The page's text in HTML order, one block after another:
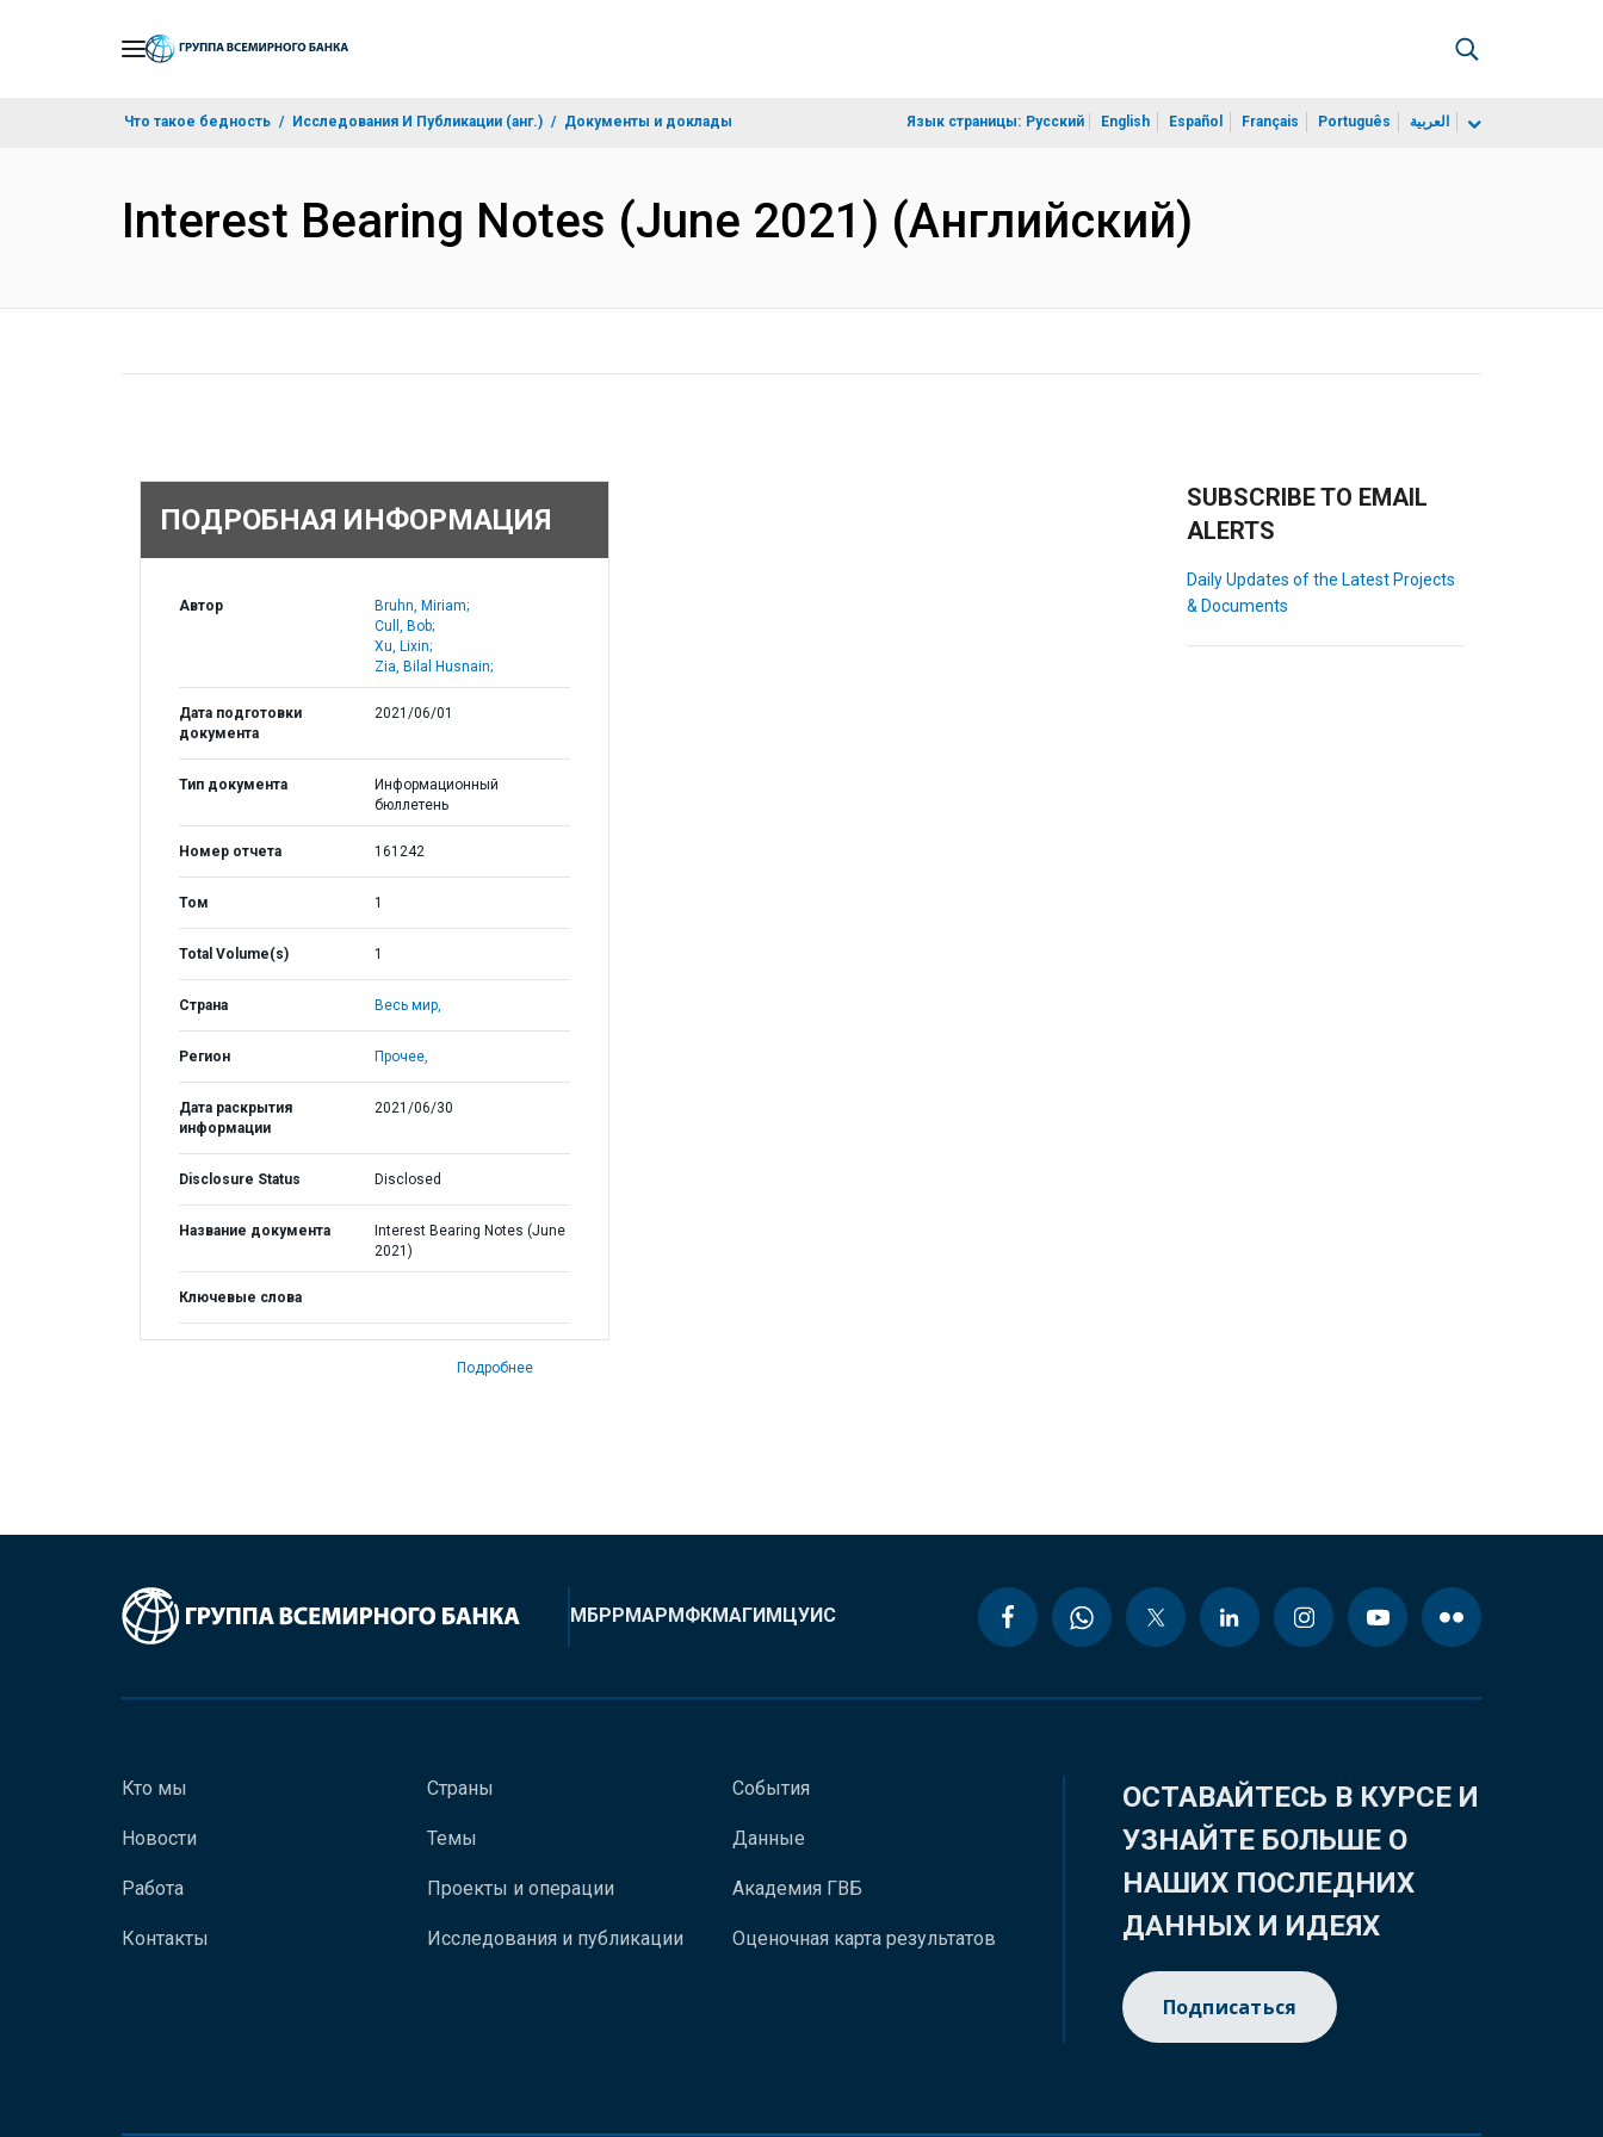
Что такое бедность Исследования И Публикации (анг.) Документы и доклады Язык страницы: Русский English Español Français Português العربية
Interest Bearing Notes (June 2021) (Английский)
ПОДРОБНАЯ ИНФОРМАЦИЯ
Автор
Bruhn, Miriam;
Cull, Bob;
Xu, Lixin;
Zia, Bilal Husnain;
Дата подготовки
документа
2021/06/01
Тип документа
Информационный
бюллетень
Номер отчета 161242
Том 1
Total Volume(s) 1
Страна Весь мир,
Регион Прочее,
Дата раскрытия
информации
2021/06/30
Disclosure Status Disclosed
Название документа
Interest Bearing Notes (June
2021)
Ключевые слова
Подробнее
SUBSCRIBE TO EMAIL
ALERTS
Daily Updates of the Latest Projects
& Documents
МБРРМАРМФКМАГИМЦУИС
Кто мы
Новости
Работа
Контакты
Страны
Темы
Проекты и операции
Исследования и публикации
События
Данные
Академия ГВБ
Оценочная карта результатов
ОСТАВАЙТЕСЬ В КУРСЕ И
УЗНАЙТЕ БОЛЬШЕ О
НАШИХ ПОСЛЕДНИХ
ДАННЫХ И ИДЕЯХ
Подписаться